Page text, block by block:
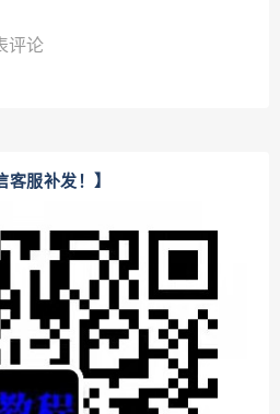
评论
客服补发！】